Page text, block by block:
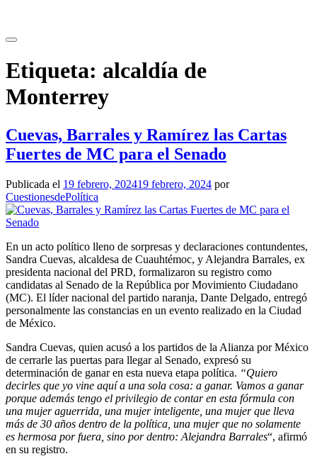
contenido
Etiqueta: alcaldía de
Monterrey
Cuevas, Barrales y Ramírez las Cartas
Fuertes de MC para el Senado
Publicada el 19 febrero, 202419 febrero, 2024 por
CuestionesdePolítica
En un acto político lleno de sorpresas y declaraciones contundentes,
Sandra Cuevas, alcaldesa de Cuauhtémoc, y Alejandra Barrales, ex
presidenta nacional del PRD, formalizaron su registro como
candidatas al Senado de la República por Movimiento Ciudadano
(MC). El líder nacional del partido naranja, Dante Delgado, entregó
personalmente las constancias en un evento realizado en la Ciudad
de México.
Sandra Cuevas, quien acusó a los partidos de la Alianza por México
de cerrarle las puertas para llegar al Senado, expresó su
determinación de ganar en esta nueva etapa política. “Quiero
decirles que yo vine aquí a una sola cosa: a ganar. Vamos a ganar
porque además tengo el privilegio de contar en esta fórmula con
una mujer aguerrida, una mujer inteligente, una mujer que lleva
más de 30 años dentro de la política, una mujer que no solamente
es hermosa por fuera, sino por dentro: Alejandra Barrales“, afirmó
en su registro.